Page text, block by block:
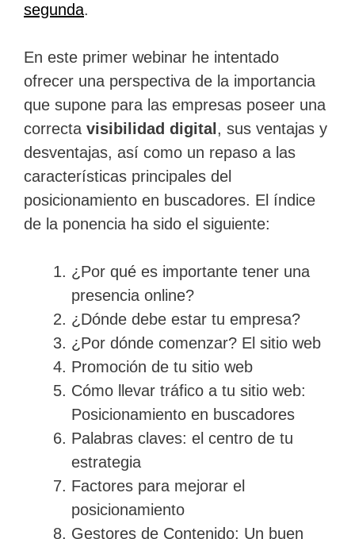
segunda.
En este primer webinar he intentado
ofrecer una perspectiva de la importancia
que supone para las empresas poseer una
correcta visibilidad digital , sus ventajas y
desventajas, así como un repaso a las
características principales del
posicionamiento en buscadores. El índice
de la ponencia ha sido el siguiente:
¿Por qué es importante tener una
presencia online?
¿Dónde debe estar tu empresa?
¿Por dónde comenzar? El sitio web
Promoción de tu sitio web
Cómo llevar tráfico a tu sitio web:
Posicionamiento en buscadores
Palabras claves: el centro de tu
estrategia
Factores para mejorar el
posicionamiento
Gestores de Contenido: Un buen